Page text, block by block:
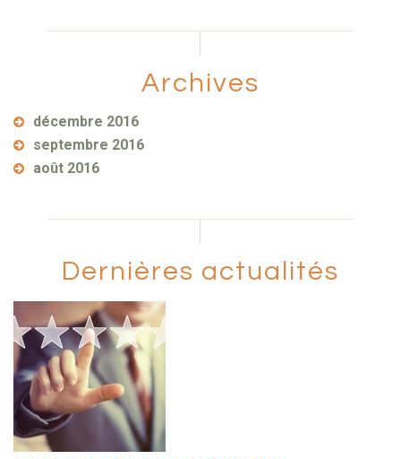
Archives
décembre 2016
septembre 2016
août 2016
Dernières actualités